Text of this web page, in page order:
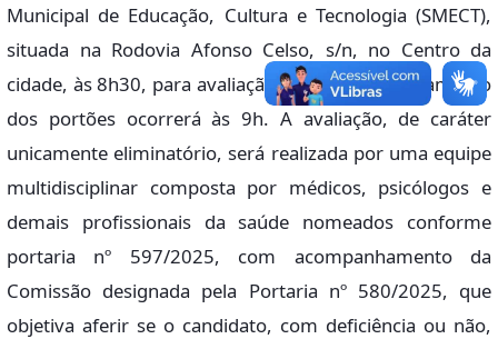
Municipal de Educação, Cultura e Tecnologia (SMECT),
situada na Rodovia Afonso Celso, s/n, no Centro da
cidade, às 8h30, para avaliação de saúde. O fechamento
dos portões ocorrerá às 9h. A avaliação, de caráter
unicamente eliminatório, será realizada por uma equipe
multidisciplinar composta por médicos, psicólogos e
demais profissionais da saúde nomeados conforme
portaria nº 597/2025, com acompanhamento da
Comissão designada pela Portaria nº 580/2025, que
objetiva aferir se o candidato, com deficiência ou não,